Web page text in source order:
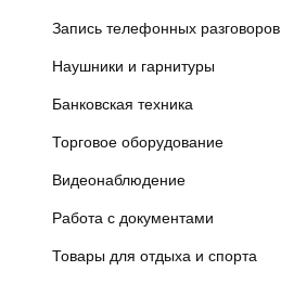
Запись телефонных разговоров
Наушники и гарнитуры
Банковская техника
Торговое оборудование
Видеонаблюдение
Работа с документами
Товары для отдыха и спорта